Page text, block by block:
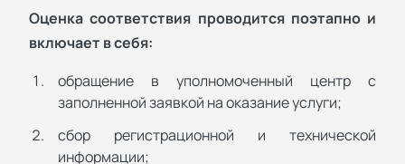
Оценка соответствия проводится поэтапно и
включает в себя:
обращение в уполномоченный центр с
заполненной заявкой на оказание услуги;
сбор регистрационной и технической
информации;